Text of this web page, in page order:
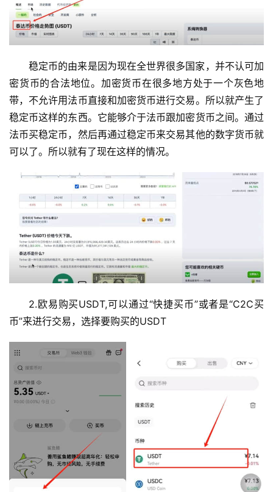
稳定币的由来是因为现在全世界很多国家，并不认可加
密货币的合法地位。加密货币在很多地方处于一个灰色地
带，不允许用法币直接和加密货币进行交易。所以就产生了
稳定币这样的东西。它能够介于法币跟加密货币之间。通过
法币买稳定币，然后再通过稳定币来交易其他的数字货币就
可以了。所以就有了现在这样的情况。
2.欧易购买USDT,可以通过“快捷买币”或者是“C2C买
币”来进行交易，选择要购买的USDT